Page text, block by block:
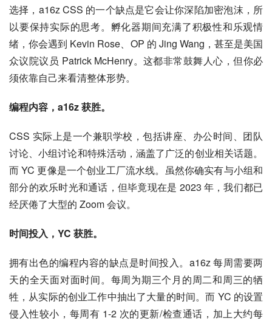
选择，a16z CSS 的一个缺点是它会让你深陷加密泡沫，所
以要保持实际的思考。孵化器期间充满了积极性和乐观情
绪，你会遇到 Kevin Rose、OP 的 Jing Wang，甚至是美国
众议院议员 Patrick McHenry。这都非常鼓舞人心，但你必
须依靠自己来看清整体形势。
编程内容，a16z 获胜。
CSS 实际上是一个兼职学校，包括讲座、办公时间、团队
讨论、小组讨论和特殊活动，涵盖了广泛的创业相关话题。
而 YC 更像是一个创业工厂流水线。虽然你确实有与小组和
部分的欢乐时光和通话，但毕竟现在是 2023 年，我们都已
经厌倦了大型的 Zoom 会议。
时间投入，YC 获胜。
拥有出色的编程内容的缺点是时间投入。a16z 每周需要两
天的全天面对面时间。每周为期三个月的周二和周三的牺
牲，从实际的创业工作中抽出了大量的时间。而 YC 的设置
侵入性较小，每周有 1-2 次的更新/检查通话，加上大约每